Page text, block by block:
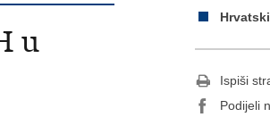
u
Ispiši
Podijeli